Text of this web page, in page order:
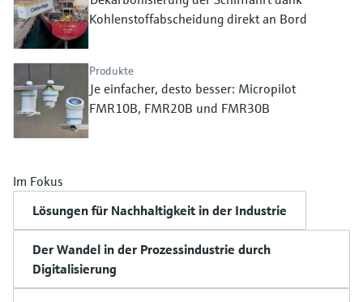
Kohlenstoffabscheidung direkt an Bord
Produkte
Je einfacher, desto besser: Micropilot
FMR10B, FMR20B und FMR30B
Im Fokus
Lösungen für Nachhaltigkeit in der Industrie
Der Wandel in der Prozessindustrie durch
Digitalisierung